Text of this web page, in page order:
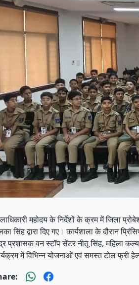
महोदय के निर्देशों के क्रम में जिला
सिंह द्वारा दिए गए। कार्यशाला के दौरान
प्रशासक वन स्टॉप सेंटर नीतू सिंह, महिला
में विभिन्न योजनाओं एवं समस्त टोल फ्री